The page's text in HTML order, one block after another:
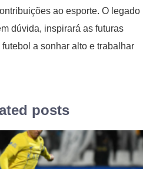
ao esporte. O legado
dúvida, inspirará as futuras
a sonhar alto e trabalhar
posts